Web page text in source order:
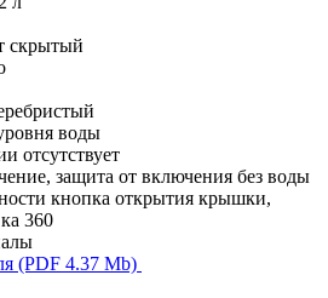
скрытый
воды
отсутствует
защита от включения без воды
кнопка открытия крышки,
360
(PDF 4.37 Mb)